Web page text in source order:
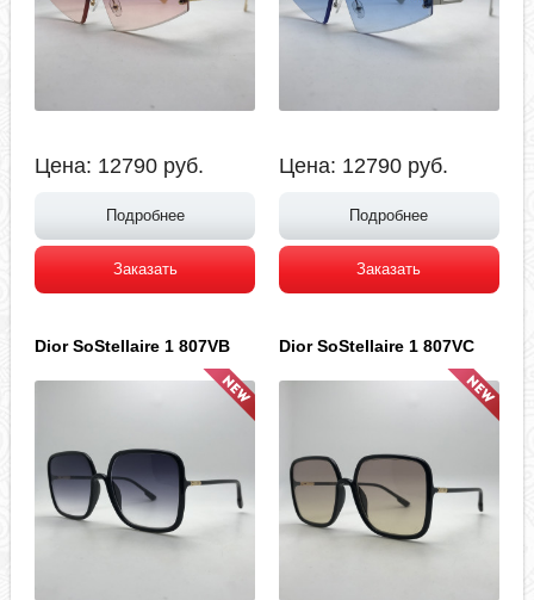
Цена: 12790 руб.
Подробнее
Заказать
Цена: 12790 руб.
Подробнее
Заказать
Dior SoStellaire 1 807VB Dior SoStellaire 1 807VC